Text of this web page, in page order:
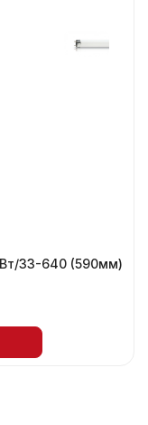
33-640 (590мм)